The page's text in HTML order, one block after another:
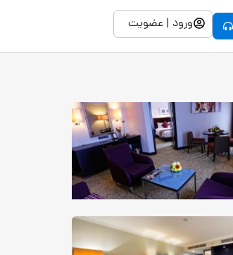
ورود | عضویت